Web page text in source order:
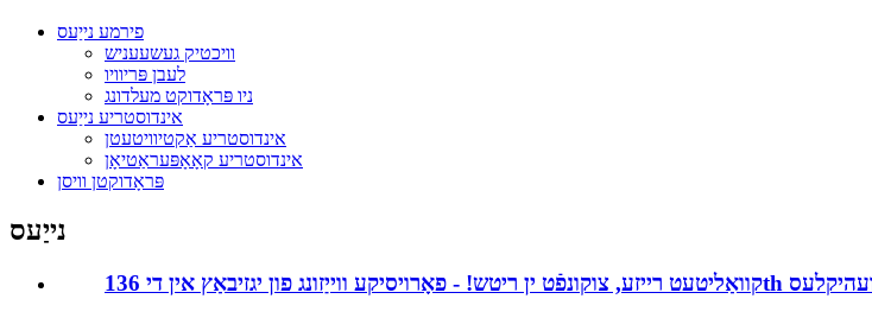
פירמע נייַעס
וויכטיק געשעעניש
לעבן פּריוויו
ניו פּראָדוקט מעלדונג
אינדוסטריע נייַעס
אינדוסטריע אַקטיוויטעטן
אינדוסטריע קאָאָפּעראַטיאָן
פּראָדוקטן וויסן
נייַעס